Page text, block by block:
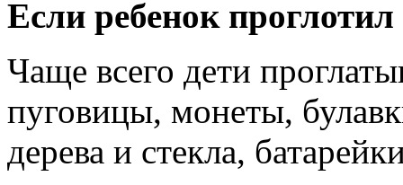
Если ребенок
Чаще всего дети
пуговицы, монеты,
дерева и стекла,